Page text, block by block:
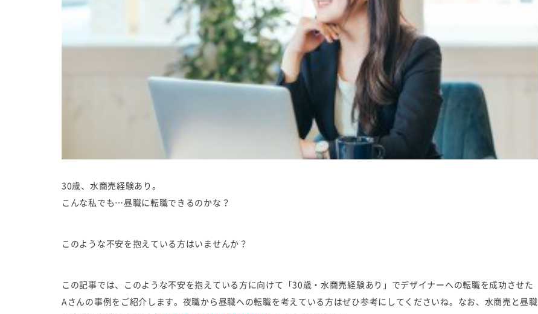
30歳、水商売経験あり。
こんな私でも…昼職に転職できるのかな？
このような不安を抱えている方はいませんか？
この記事では、このような不安を抱えている方に向けて「30歳・水商売経験あり」でデザイナーへの転職を成功させた
Aさんの事例をご紹介します。夜職から昼職への転職を考えている方はぜひ参考にしてくださいね。なお、水商売と昼職